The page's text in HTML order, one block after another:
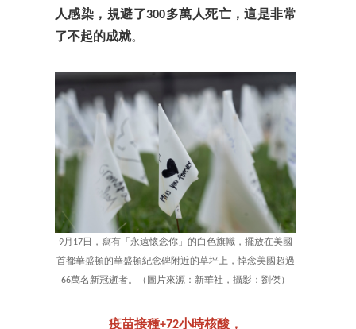
人感染，規避了300多萬人死亡，這是非常
了不起的成就。
9月17日，寫有「永遠懷念你」的白色旗幟，擺放在美國
首都華盛頓的華盛頓紀念碑附近的草坪上，悼念美國超過
66萬名新冠逝者。（圖片來源：新華社，攝影：劉傑）
疫苗接種+72小時核酸，